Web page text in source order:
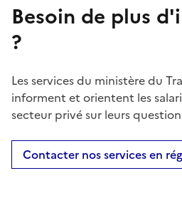
Besoin de plus
?
Les services du ministère du
informent et orientent les
secteur privé sur leurs
Contacter nos services en